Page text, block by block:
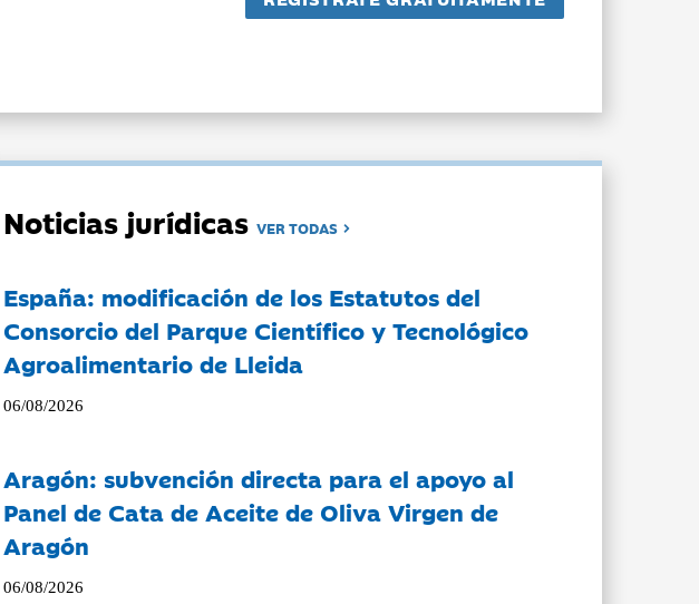
Noticias jurídicasVER TODAS
España: modificación de los Estatutos del
Consorcio del Parque Científico y Tecnológico
Agroalimentario de Lleida
06/08/2026
Aragón: subvención directa para el apoyo al
Panel de Cata de Aceite de Oliva Virgen de
Aragón
06/08/2026